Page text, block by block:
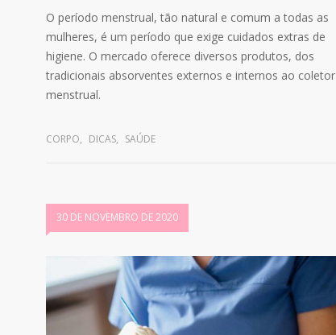
O período menstrual, tão natural e comum a todas as
mulheres, é um período que exige cuidados extras de
higiene. O mercado oferece diversos produtos, dos
tradicionais absorventes externos e internos ao coletor
menstrual.
CORPO, DICAS, SAÚDE
30 DE NOVEMBRO DE 2020